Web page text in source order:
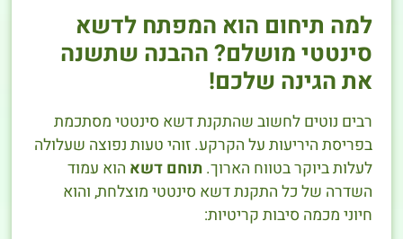
למה תיחום הוא המפתח לדשא
סינטטי מושלם? ההבנה שתשנה
את הגינה שלכם!
רבים נוטים לחשוב שהתקנת דשא סינטטי מסתכמת
בפריסת היריעות על הקרקע. זוהי טעות נפוצה שעלולה
לעלות ביוקר בטווח הארוך.תוחם דשא הוא עמוד
השדרה של כל התקנת דשא סינטטי מוצלחת, והוא
חיוני מכמה סיבות קריטיות: